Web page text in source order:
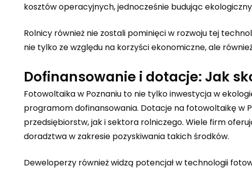
kosztów operacyjnych, jednocześnie budując
Rolnicy również nie zostali pominięci w rozwoju tej
nie tylko ze względu na korzyści ekonomiczne, ale
Dofinansowanie i dotacje: Jak
Fotowoltaika w Poznaniu to nie tylko inwestycja w
programom dofinansowania. Dotacje na fotowoltaikę w
przedsiębiorstw, jak i sektora rolniczego. Wiele firm
doradztwa w zakresie pozyskiwania takich środków.
Deweloperzy również widzą potencjał w technologii